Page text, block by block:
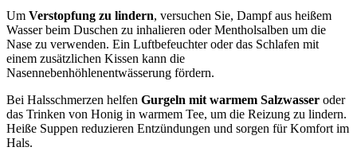
Um Verstopfung zu lindern, versuchen Sie, Dampf aus heißem
Wasser beim Duschen zu inhalieren oder Mentholsalben um die
Nase zu verwenden. Ein Luftbefeuchter oder das Schlafen mit
einem zusätzlichen Kissen kann die
Nasennebenhöhlenentwässerung fördern.
Bei Halsschmerzen helfen Gurgeln mit warmem Salzwasser oder
das Trinken von Honig in warmem Tee, um die Reizung zu lindern.
Heiße Suppen reduzieren Entzündungen und sorgen für Komfort im
Hals.